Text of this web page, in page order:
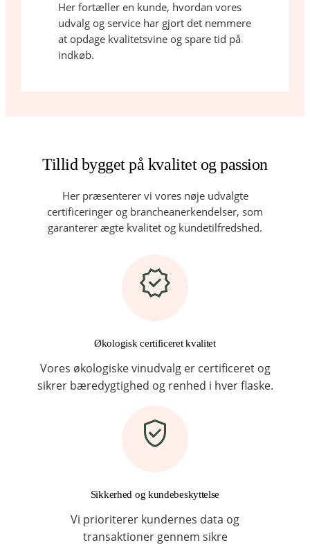
Her fortæller en kunde, hvordan vores
udvalg og service har gjort det nemmere
at opdage kvalitetsvine og spare tid på
indkøb.
Tillid bygget på kvalitet og passion
Her præsenterer vi vores nøje udvalgte
certificeringer og brancheanerkendelser, som
garanterer ægte kvalitet og kundetilfredshed.
Økologisk certificeret kvalitet
Vores økologiske vinudvalg er certificeret og
sikrer bæredygtighed og renhed i hver flaske.
Sikkerhed og kundebeskyttelse
Vi prioriterer kundernes data og
transaktioner gennem sikre